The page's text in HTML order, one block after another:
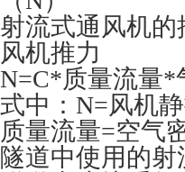
射流式通风机
风机推力
N=C*质量流量*
式中：N=风机
质量流量=空气
隧道中使用的